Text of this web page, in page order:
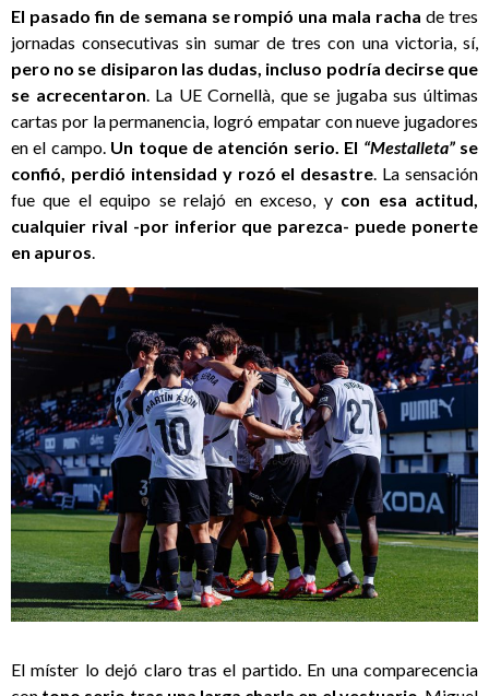
El pasado fin de semana se rompió una mala racha de tres
jornadas consecutivas sin sumar de tres con una victoria, sí,
pero no se disiparon las dudas, incluso podría decirse que
se acrecentaron. La UE Cornellà, que se jugaba sus últimas
cartas por la permanencia, logró empatar con nueve jugadores
en el campo. Un toque de atención serio. El “Mestalleta”se
confió, perdió intensidad y rozó el desastre. La sensación
fue que el equipo se relajó en exceso, y con esa actitud,
cualquier rival -por inferior que parezca- puede ponerte
en apuros.
El míster lo dejó claro tras el partido. En una comparecencia